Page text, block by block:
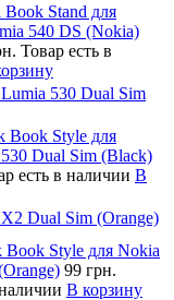
Stand для
540 DS (Nokia)
Товар есть в
530 Dual Sim
Book Style для
Dual Sim (Black)
есть в наличии В
Dual Sim (Orange)
Book Style для Nokia
99 грн.
В корзину